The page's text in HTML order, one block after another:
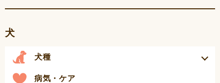
犬
犬種
病気・ケア